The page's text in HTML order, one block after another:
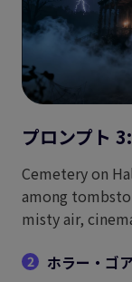
プロンプト 3:
Cemetery on
among
misty air,
2
ホラー・ゴ